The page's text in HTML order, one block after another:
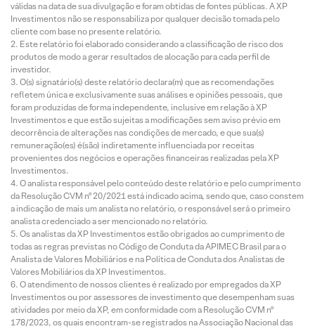
válidas na data de sua divulgação e foram obtidas de fontes públicas. A XP
Investimentos não se responsabiliza por qualquer decisão tomada pelo
cliente com base no presente relatório.
Este relatório foi elaborado considerando a classificação de risco dos
produtos de modo a gerar resultados de alocação para cada perfil de
investidor.
O(s) signatário(s) deste relatório declara(m) que as recomendações
refletem única e exclusivamente suas análises e opiniões pessoais, que
foram produzidas de forma independente, inclusive em relação à XP
Investimentos e que estão sujeitas a modificações sem aviso prévio em
decorrência de alterações nas condições de mercado, e que sua(s)
remuneração(es) é(são) indiretamente influenciada por receitas
provenientes dos negócios e operações financeiras realizadas pela XP
Investimentos.
O analista responsável pelo conteúdo deste relatório e pelo cumprimento
da Resolução CVM nº 20/2021 está indicado acima, sendo que, caso constem
a indicação de mais um analista no relatório, o responsável será o primeiro
analista credenciado a ser mencionado no relatório.
Os analistas da XP Investimentos estão obrigados ao cumprimento de
todas as regras previstas no Código de Conduta da APIMEC Brasil para o
Analista de Valores Mobiliários e na Política de Conduta dos Analistas de
Valores Mobiliários da XP Investimentos.
O atendimento de nossos clientes é realizado por empregados da XP
Investimentos ou por assessores de investimento que desempenham suas
atividades por meio da XP, em conformidade com a Resolução CVM nº
178/2023, os quais encontram-se registrados na Associação Nacional das